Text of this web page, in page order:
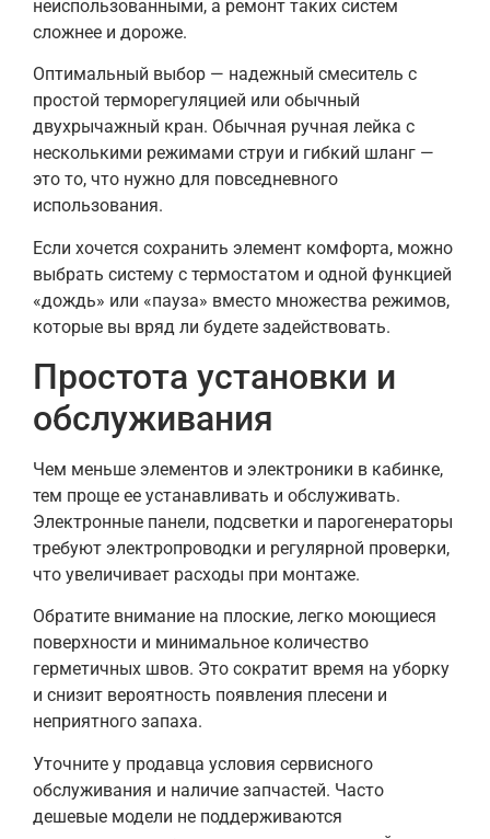
неиспользованными, а ремонт таких систем
сложнее и дороже.
Оптимальный выбор — надежный смеситель с
простой терморегуляцией или обычный
двухрычажный кран. Обычная ручная лейка с
несколькими режимами струи и гибкий шланг —
это то, что нужно для повседневного
использования.
Если хочется сохранить элемент комфорта, можно
выбрать систему с термостатом и одной функцией
«дождь» или «пауза» вместо множества режимов,
которые вы вряд ли будете задействовать.
Простота установки и
обслуживания
Чем меньше элементов и электроники в кабинке,
тем проще ее устанавливать и обслуживать.
Электронные панели, подсветки и парогенераторы
требуют электропроводки и регулярной проверки,
что увеличивает расходы при монтаже.
Обратите внимание на плоские, легко моющиеся
поверхности и минимальное количество
герметичных швов. Это сократит время на уборку
и снизит вероятность появления плесени и
неприятного запаха.
Уточните у продавца условия сервисного
обслуживания и наличие запчастей. Часто
дешевые модели не поддерживаются